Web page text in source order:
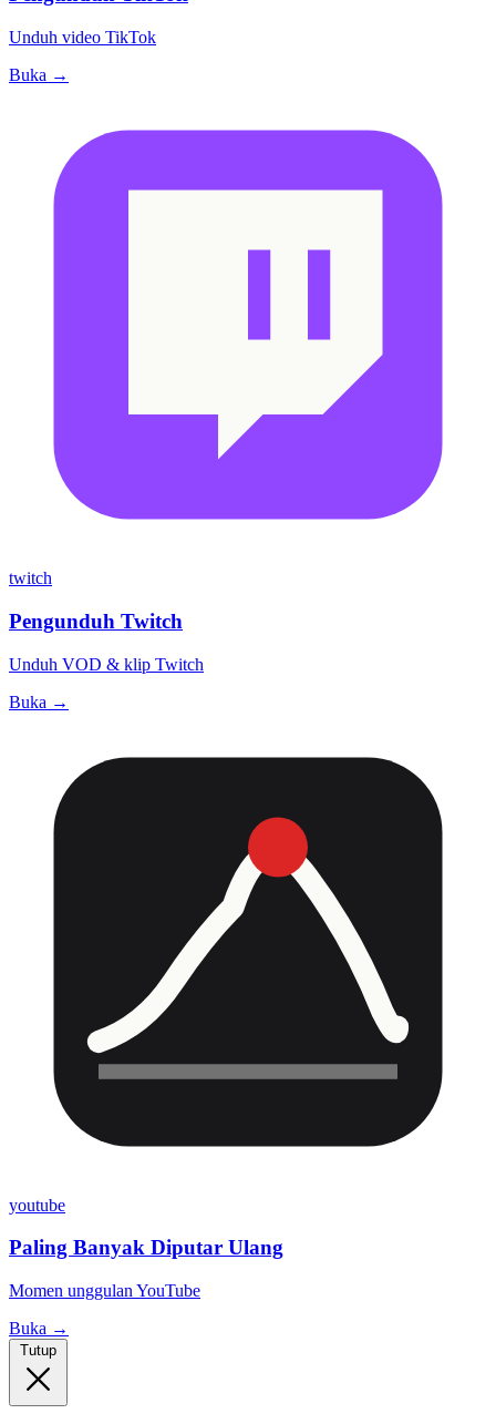
Unduh video TikTok
Buka →
twitch
Pengunduh Twitch
Unduh VOD & klip Twitch
Buka →
youtube
Paling Banyak Diputar Ulang
Momen unggulan YouTube
Buka →
Tutup